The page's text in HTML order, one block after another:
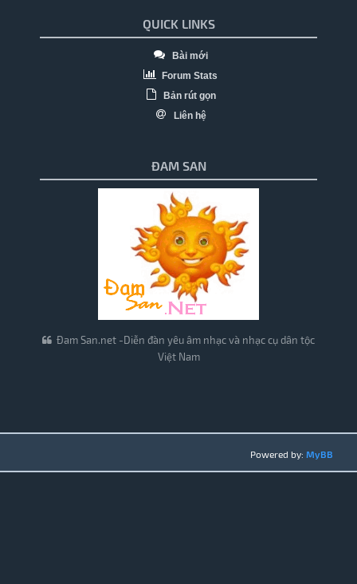
QUICK LINKS
Bài mới
Forum Stats
Bản rút gọn
Liên hệ
ĐAM SAN
Đam San.net -Diễn đàn yêu âm nhạc và nhạc cụ dân tộc
Việt Nam
Powered by: MyBB